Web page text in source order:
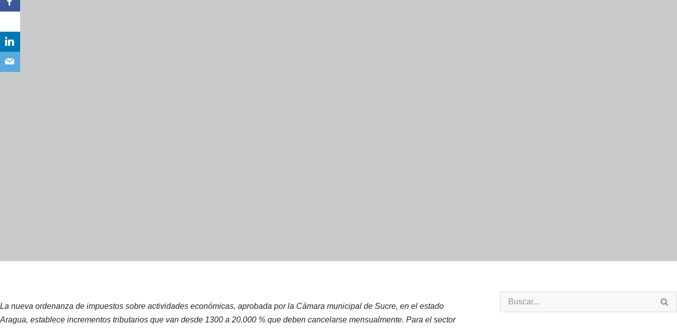
La nueva ordenanza de impuestos sobre actividades económicas, aprobada por la Cámara municipal de Sucre, en el estado
Aragua, establece incrementos tributarios que van desde 1300 a 20.000 % que deben cancelarse mensualmente. Para el sector